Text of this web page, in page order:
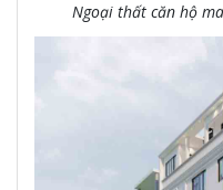
Ngoại thất căn hộ